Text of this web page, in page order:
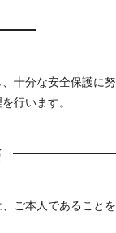
十分な安全保護に努
行います。
ご本人であることを